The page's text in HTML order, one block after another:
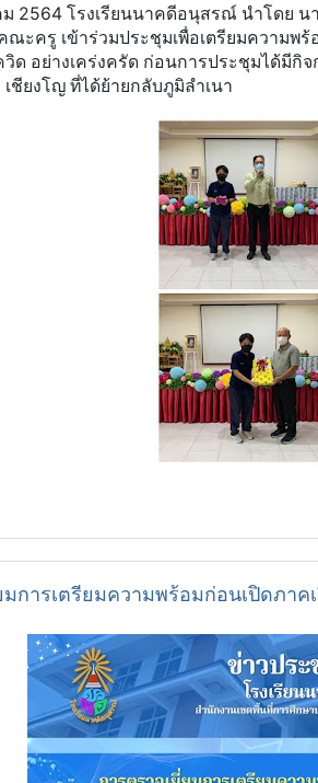
2564 โรงเรียนนาคดีอนุสรณ์ นำโดย
ะครู เข้าร่วมประชุมเพื่อเตรียมความพร้
วิด อย่างเคร่งครัด ก่อนการประชุมได้มี
ชียงโญ ที่ได้ย้ายกลับภูมิลำเนา
มการเตรียมความพร้อมก่อนเปิดภาค